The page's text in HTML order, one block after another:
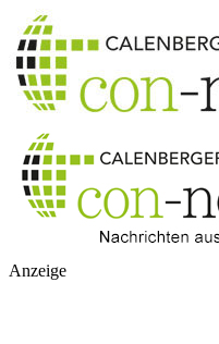
Anzeige